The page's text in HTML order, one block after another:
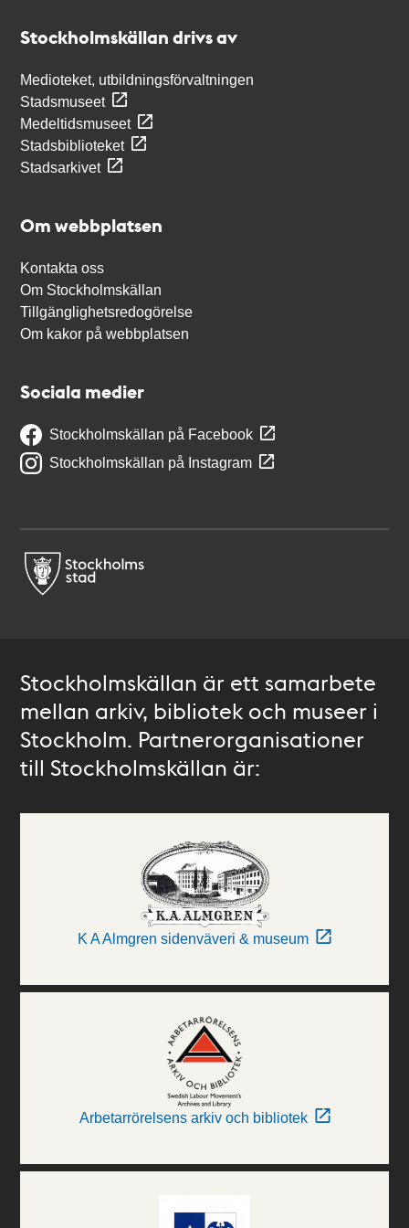
Stockholmskällan drivs av
Medioteket, utbildningsförvaltningen
Stadsmuseet
Medeltidsmuseet
Stadsbiblioteket
Stadsarkivet
Om webbplatsen
Kontakta oss
Om Stockholmskällan
Tillgänglighetsredogörelse
Om kakor på webbplatsen
Sociala medier
Stockholmskällan på Facebook
Stockholmskällan på Instagram
Stockholmskällan är ett samarbete
mellan arkiv, bibliotek och museer i
Stockholm. Partnerorganisationer
till Stockholmskällan är:
K A Almgren sidenväveri & museum
Arbetarrörelsens arkiv och bibliotek